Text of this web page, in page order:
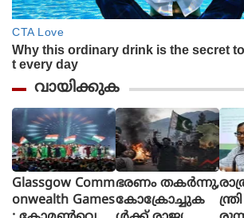
വായിക്കുക
Glassgow Comm
onwealth Games
ഭരണം തകര്‍ന്നു,
കോക്രോച്ചുക